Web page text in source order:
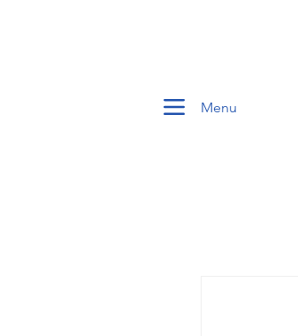
Menu